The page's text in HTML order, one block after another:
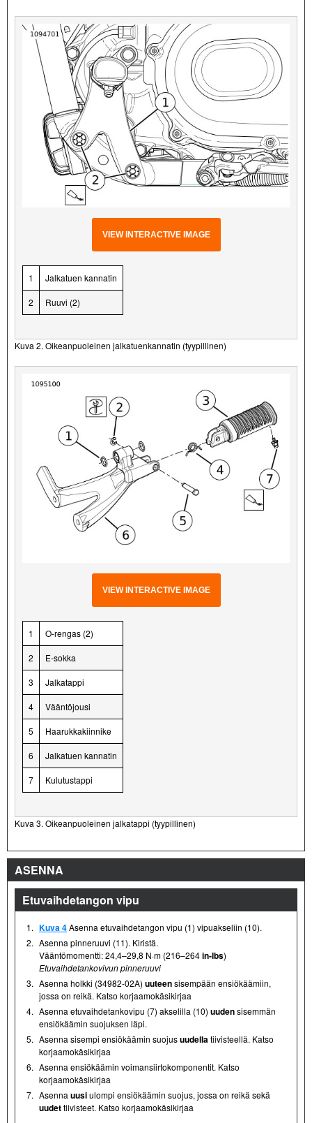
VIEW INTERACTIVE IMAGE
1 Jalkatuen kannatin
2 Ruuvi (2)
Kuva 2. Oikeanpuoleinen jalkatuenkannatin (tyypillinen)
VIEW INTERACTIVE IMAGE
1 O-rengas (2)
2 E-sokka
3 Jalkatappi
4 Vääntöjousi
5 Haarukkakiinnike
6 Jalkatuen kannatin
7 Kulutustappi
Kuva 3. Oikeanpuoleinen jalkatappi (tyypillinen)
ASENNA
Etuvaihdetangon vipu
1. Kuva 4Asenna etuvaihdetangon vipu (1) vipuakseliin (10).
2. Asenna pinneruuvi (11). Kiristä.
Vääntömomentti: 24,4–29,8 N·m (216–264in-lbs)
Etuvaihdetankovivun pinneruuvi
3. Asenna holkki (34982-02A) uuteensisempään ensiökäämiin,
jossa on reikä. Katso korjaamokäsikirjaa
4. Asenna etuvaihdetankovipu (7) akselilla (10) uudensisemmän
ensiökäämin suojuksen läpi.
5. Asenna sisempi ensiökäämin suojusuudella tiivisteellä. Katso
korjaamokäsikirjaa
6. Asenna ensiökäämin voimansiirtokomponentit. Katso
korjaamokäsikirjaa
7. Asenna uusiulompi ensiökäämin suojus, jossa on reikä sekä
uudettiivisteet. Katso korjaamokäsikirjaa